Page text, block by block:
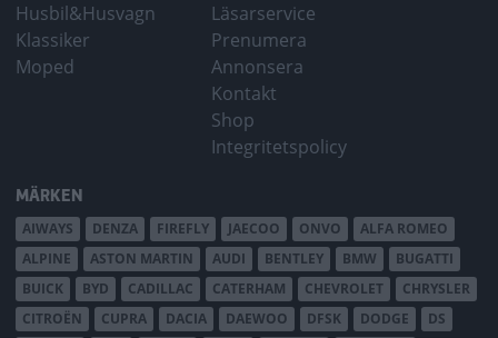
Husbil&Husvagn
Klassiker
Moped
Läsarservice
Prenumera
Annonsera
Kontakt
Shop
Integritetspolicy
MÄRKEN
AIWAYS DENZA FIREFLY JAECOO ONVO
ALFA ROMEO
ALPINE
ASTON MARTIN AUDI BENTLEY BMW
BUGATTI
BUICK
BYD CADILLAC CATERHAM CHEVROLET
CHRYSLER
CITROËN
CUPRA DACIA DAEWOO DFSK DODGE
DS